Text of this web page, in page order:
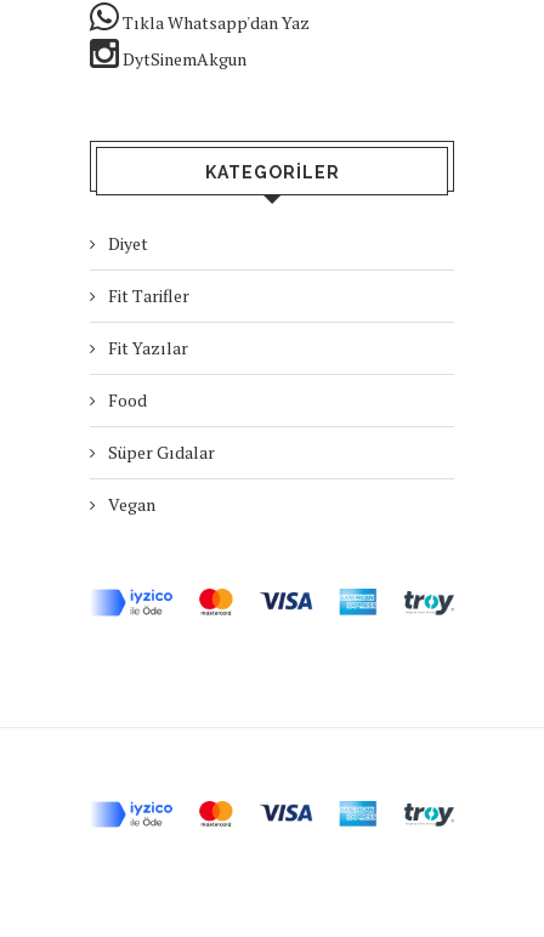
Tıkla Whatsapp'dan Yaz
DytSinemAkgun
KATEGORILER
Diyet
Fit Tarifler
Fit Yazılar
Food
Süper Gıdalar
Vegan